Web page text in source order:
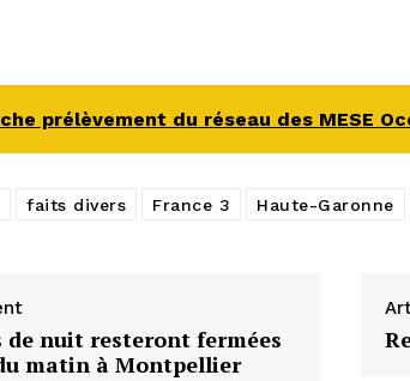
prélèvement du réseau des MESE
faits divers France 3 Haute-Garonne
de nuit resteront fermées
matin à Montpellier